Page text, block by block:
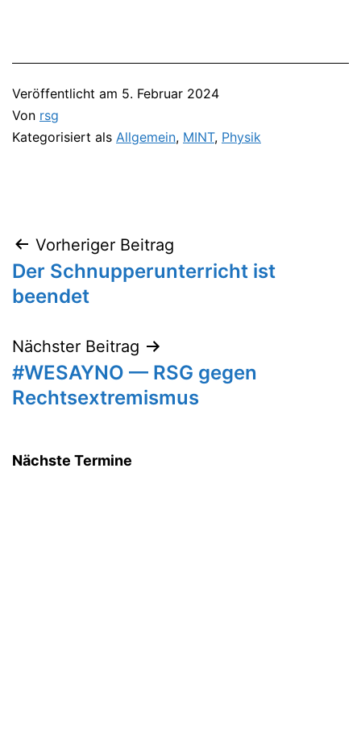
Veröffentlicht am 5. Februar 2024
Von rsg
Kategorisiert als Allgemein, MINT, Physik
Beitragsnavigation
Vorheriger Beitrag
Der Schnupperunterricht ist
beendet
Nächster Beitrag
#WESAYNO — RSG gegen
Rechtsextremismus
Nächste Termine